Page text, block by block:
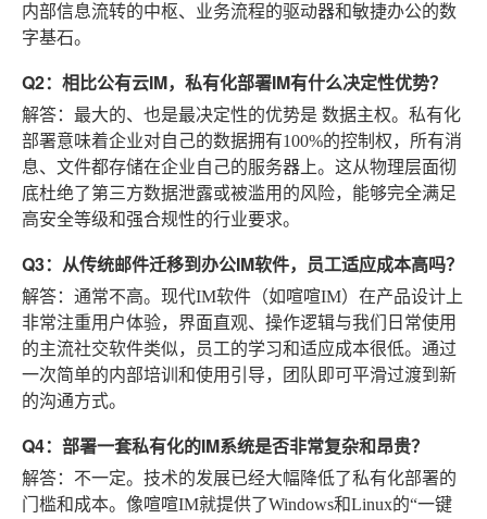
内部信息流转的中枢、业务流程的驱动器和敏捷办公的数
字基石。
Q2：相比公有云IM，私有化部署IM有什么决定性优势？
解答：最大的、也是最决定性的优势是 数据主权。私有化
部署意味着企业对自己的数据拥有100%的控制权，所有消
息、文件都存储在企业自己的服务器上。这从物理层面彻
底杜绝了第三方数据泄露或被滥用的风险，能够完全满足
高安全等级和强合规性的行业要求。
Q3：从传统邮件迁移到办公IM软件，员工适应成本高吗？
解答：通常不高。现代IM软件（如喧喧IM）在产品设计上
非常注重用户体验，界面直观、操作逻辑与我们日常使用
的主流社交软件类似，员工的学习和适应成本很低。通过
一次简单的内部培训和使用引导，团队即可平滑过渡到新
的沟通方式。
Q4：部署一套私有化的IM系统是否非常复杂和昂贵？
解答：不一定。技术的发展已经大幅降低了私有化部署的
门槛和成本。像喧喧IM就提供了Windows和Linux的“一键